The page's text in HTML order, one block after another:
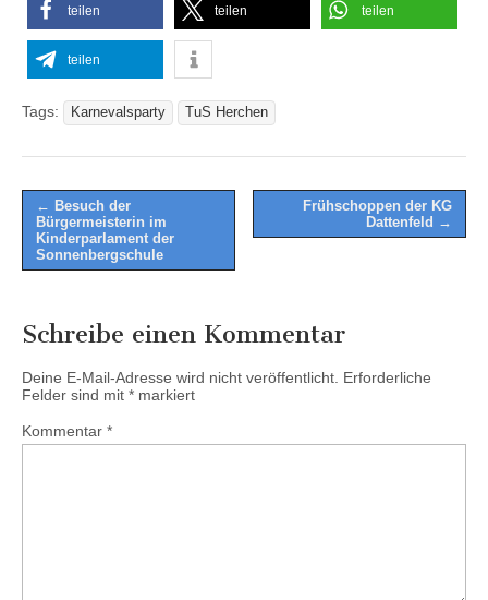
teilen teilen teilen
teilen
Tags: Karnevalsparty TuS Herchen
Post
navigation
← Besuch der
Bürgermeisterin im
Kinderparlament der
Sonnenbergschule
Frühschoppen der KG
Dattenfeld →
Schreibe einen Kommentar
Deine E-Mail-Adresse wird nicht veröffentlicht. Erforderliche
Felder sind mit * markiert
Kommentar *